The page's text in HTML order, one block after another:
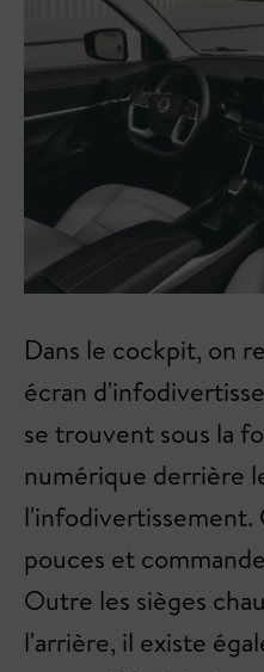
Dans le cockpit, on
écran
se trouvent sous la
numérique derrière
l'infodivertissement.
pouces et
Outre les sièges
l'arrière, il existe